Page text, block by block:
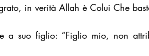
in verità Allah è Colui Che
a suo figlio: “Figlio mio, non